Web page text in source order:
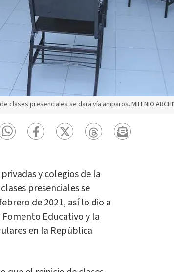
presenciales se dará vía amparos. MILENIO
y colegios de la
presenciales se
de 2021, así lo dio a
Educativo y la
en la República